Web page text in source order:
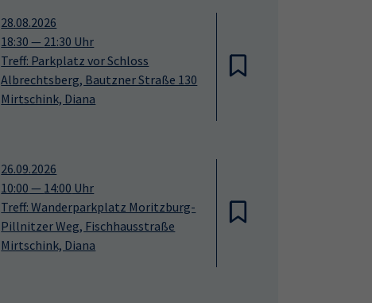
28.08.2026
18:30 — 21:30 Uhr
Treff: Parkplatz vor Schloss
Albrechtsberg, Bautzner Straße 130
Mirtschink, Diana
26.09.2026
10:00 — 14:00 Uhr
Treff: Wanderparkplatz Moritzburg-
Pillnitzer Weg, Fischhausstraße
Mirtschink, Diana